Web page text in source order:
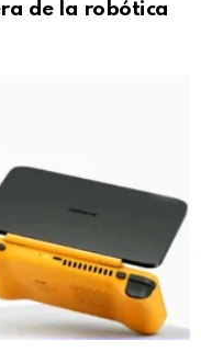
de la robótica